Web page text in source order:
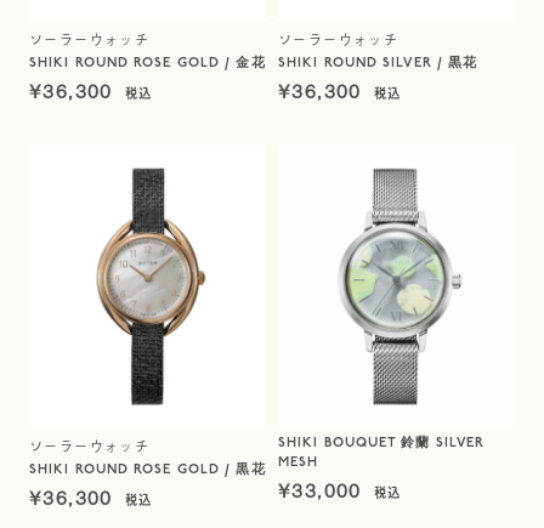
ソーラーウォッチ
SHIKI ROUND ROSE GOLD / 金花
¥36,300
ソーラーウォッチ
SHIKI ROUND SILVER / 黒花
¥36,300
ソーラーウォッチ
SHIKI ROUND ROSE GOLD / 黒花
¥36,300
SHIKI BOUQUET 鈴蘭 SILVER
MESH
¥33,000